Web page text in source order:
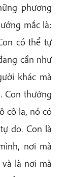
phương
mắc là:
có thể tự
cần như
khác mà
Con thưởng
cô la, nó có
do. Con là
nơi mà
là nơi mà